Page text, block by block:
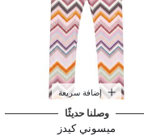
إضافة سريعة
وصلنا حديثًا
ميسوني كيدز